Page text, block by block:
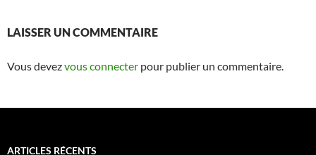
LAISSER UN COMMENTAIRE
Vous devezvous connecter pour publier un commentaire.
ARTICLES RÉCENTS